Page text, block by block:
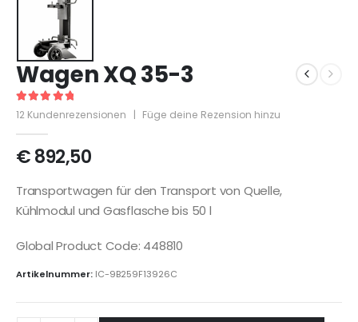
Wagen XQ 35-3
5out of 5
12 Kundenrezensionen | Füge deine Rezension hinzu
€892,50
Transportwagen für den Transport von Quelle,
Kühlmodul und Gasflasche bis 50 l
Global Product Code: 448810
Artikelnummer: IC-9B259F13926C